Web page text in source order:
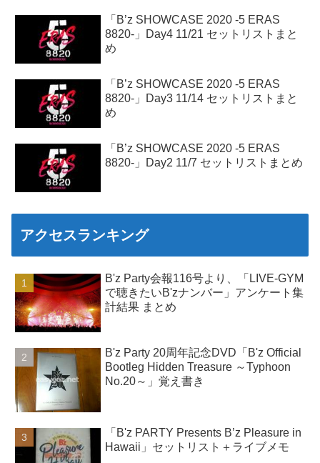
「B’z SHOWCASE 2020 -5 ERAS
8820-」Day4 11/21 セットリストまと
め
「B’z SHOWCASE 2020 -5 ERAS
8820-」Day3 11/14 セットリストまと
め
「B’z SHOWCASE 2020 -5 ERAS
8820-」Day2 11/7 セットリストまとめ
アクセスランキング
B'z Party会報116号より、「LIVE-GYM
で聴きたいB'zナンバー」アンケート集
計結果 まとめ
B'z Party 20周年記念DVD「B'z Official
Bootleg Hidden Treasure ～Typhoon
No.20～」覚え書き
「B'z PARTY Presents B’z Pleasure in
Hawaii」セットリスト＋ライブメモ